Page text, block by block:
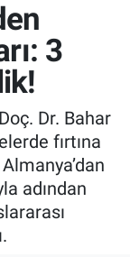
3
Dr. Bahar
fırtına
adından